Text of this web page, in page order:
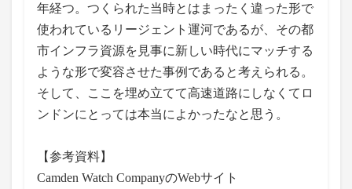
年経つ。つくられた当時とはまったく違った形で
使われているリージェント運河であるが、その都
市インフラ資源を見事に新しい時代にマッチする
ような形で変容させた事例であると考えられる。
そして、ここを埋め立てて高速道路にしなくてロ
ンドンにとっては本当によかったなと思う。
【参考資料】
Camden Watch CompanyのWebサイト